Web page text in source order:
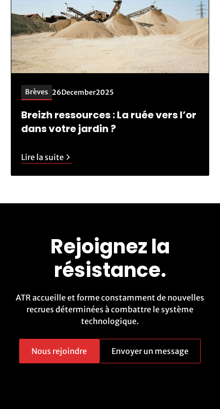
Brèves 26December2025
Breizh ressources : La ruée vers l’or
dans votre jardin ?
Lire la suite
Rejoignez la
résistance.
ATR accueille et forme constamment de nouvelles
recrues déterminées à combattre le système
technologique.
Nous rejoindre Envoyer un message